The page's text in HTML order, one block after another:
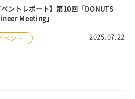
ベント 2025.07.22
ベントレポート】第10回「DONUTS
Meeting」